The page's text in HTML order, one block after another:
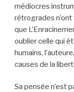
médiocres
rétrogrades
que
oublier celle qui
humains,
causes de la
Sa pensée n’est